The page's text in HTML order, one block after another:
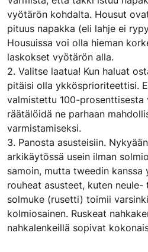
vyötärön kohdalta. Housut
pituus napakka (eli lahje ei
Housuissa voi olla hieman
laskokset vyötärön alla.
2. Valitse laatua! Kun haluat
pitäisi olla ykkösprioriteettisi.
valmistettu 100-prosenttisesta
räätälöidä ne parhaan
varmistamiseksi.
3. Panosta asusteisiin.
arkikäytössä usein ilman
samoin, mutta tweedin
rouheat asusteet, kuten
solmuke (rusetti) toimii
kolmiosainen. Ruskeat
nahkalenkeillä sopivat